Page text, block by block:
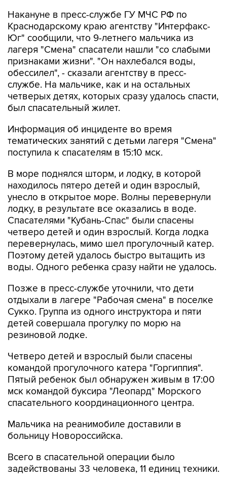
Накануне в пресс-службе ГУ МЧС РФ по
Краснодарскому краю агентству "Интерфакс-
Юг" сообщили, что 9-летнего мальчика из
лагеря "Смена" спасатели нашли "со слабыми
признаками жизни". "Он нахлебался воды,
обессилел", - сказали агентству в пресс-
службе. На мальчике, как и на остальных
четверых детях, которых сразу удалось спасти,
был спасательный жилет.
Информация об инциденте во время
тематических занятий с детьми лагеря "Смена"
поступила к спасателям в 15:10 мск.
В море поднялся шторм, и лодку, в которой
находилось пятеро детей и один взрослый,
унесло в открытое море. Волны перевернули
лодку, в результате все оказались в воде.
Спасателями "Кубань-Спас" были спасены
четверо детей и один взрослый. Когда лодка
перевернулась, мимо шел прогулочный катер.
Поэтому детей удалось быстро вытащить из
воды. Одного ребенка сразу найти не удалось.
Позже в пресс-службе уточнили, что дети
отдыхали в лагере "Рабочая смена" в поселке
Сукко. Группа из одного инструктора и пяти
детей совершала прогулку по морю на
резиновой лодке.
Четверо детей и взрослый были спасены
командой прогулочного катера "Горгиппия".
Пятый ребенок был обнаружен живым в 17:00
мск командой буксира "Леопард" Морского
спасательного координационного центра.
Мальчика на реанимобиле доставили в
больницу Новороссийска.
Всего в спасательной операции было
задействованы 33 человека, 11 единиц техники.